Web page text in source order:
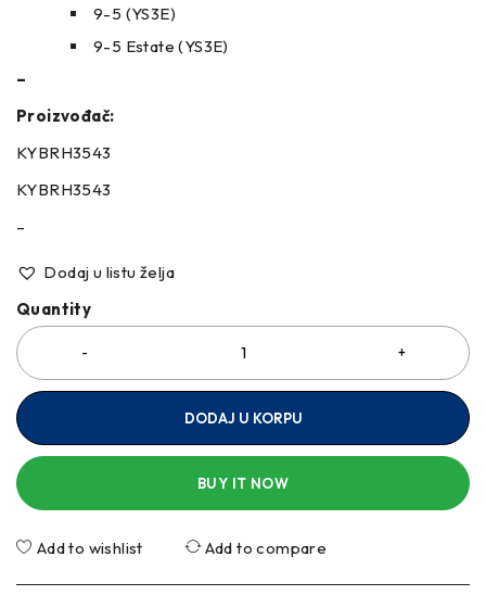
9-5 (YS3E)
9-5 Estate (YS3E)
–
Proizvođač:
KYBRH3543
KYBRH3543
–
Dodaj u listu želja
Quantity
DODAJ U KORPU
BUY IT NOW
Add to wishlist Add to compare